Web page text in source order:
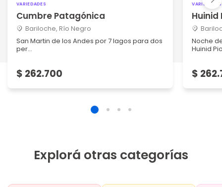
VARIEDADES
Cumbre Patagónica
Bariloche, Río Negro
San Martin de los Andes por 7 lagos para dos
per...
$ 262.700
VARIEDADES
Huinid
Noche
Huinid
$
Explorá otras categorías